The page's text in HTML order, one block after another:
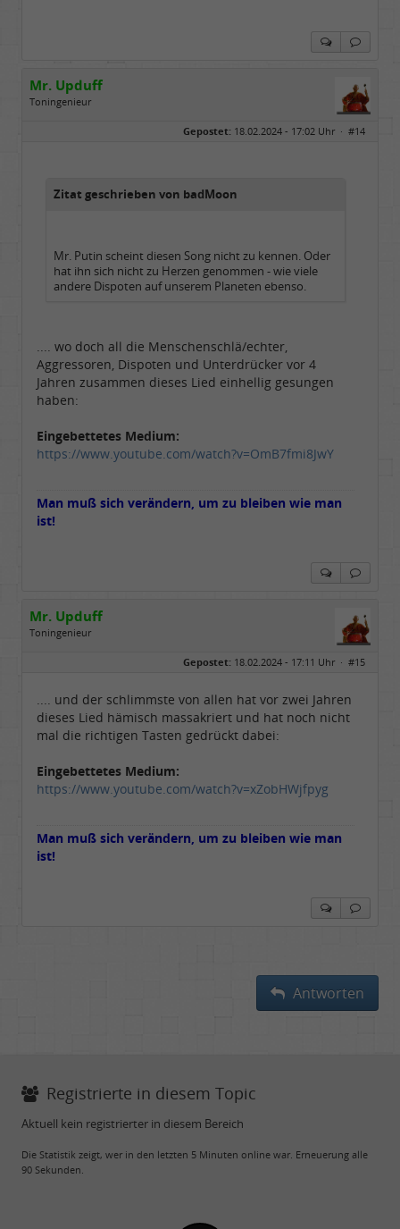
Mr. Upduff
Toningenieur
BasemountainhomeGepostet: 18.02.2024 - 17:02 Uhr · #14
Zitat geschrieben von badMoon
Mr. Putin scheint diesen Song nicht zu kennen. Oder
hat ihn sich nicht zu Herzen genommen - wie viele
andere Dispoten auf unserem Planeten ebenso.
.... wo doch all die Menschenschlä/echter,
Aggressoren, Dispoten und Unterdrücker vor 4
Jahren zusammen dieses Lied einhellig gesungen
haben:
Eingebettetes Medium:
https://www.youtube.com/watch?v=OmB7fmi8JwY
Man muß sich verändern, um zu bleiben wie man
ist!
Mr. Upduff
Toningenieur
Basemountainhome
Dabei seit:
02 / 2007
Gepostet: 18.02.2024 - 17:11 Uhr · #15
.... und der schlimmste von allen hat vor zwei Jahren
dieses Lied hämisch massakriert und hat noch nicht
mal die richtigen Tasten gedrückt dabei:
Eingebettetes Medium:
https://www.youtube.com/watch?v=xZobHWjfpyg
Man muß sich verändern, um zu bleiben wie man
ist!
Antworten
Registrierte in diesem Topic
Aktuell kein registrierter in diesem Bereich
Die Statistik zeigt, wer in den letzten 5 Minuten online war. Erneuerung alle
90 Sekunden.